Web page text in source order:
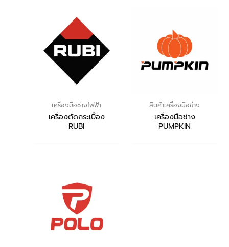
เครื่องมือช่างไฟฟ้า
เครื่องตัดกระเบื้อง
RUBI
สินค้าเครื่องมือช่าง
เครื่องมือช่าง
PUMPKIN